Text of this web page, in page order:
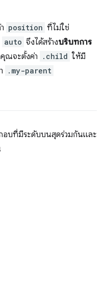
position ที่ไม่ใช่
auto จึงได้สร้างบริบทการ
ณจะตั้งค่า .child ให้มี
.my-parent
อบที่มีระดับบนสุดร่วมกันและ